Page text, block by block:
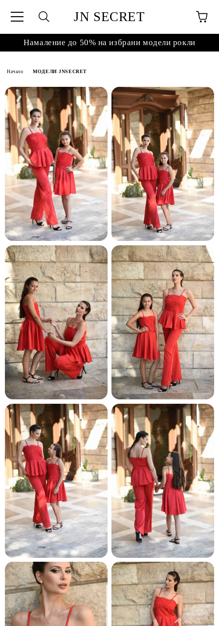
JN SECRET
и по лични мерки
Намаление до 50% на избрани модели рокли
Начало МОДЕЛИ JNSECRET